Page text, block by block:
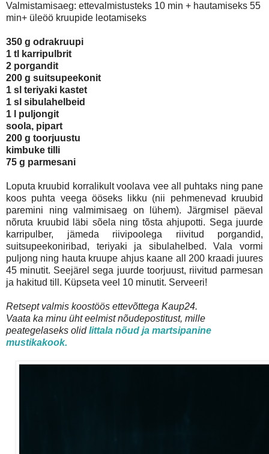
Valmistamisaeg: ettevalmistusteks 10 min + hautamiseks 55
min+ üleöö kruupide leotamiseks
350 g odrakruupi
1 tl karripulbrit
2 porgandit
200 g suitsupeekonit
1 sl teriyaki kastet
1 sl sibulahelbeid
1 l puljongit
soola, pipart
200 g toorjuustu
kimbuke tilli
75 g parmesani
Loputa kruubid korralikult voolava vee all puhtaks ning pane
koos puhta veega ööseks likku (nii pehmenevad kruubid
paremini ning valmimisaeg on lühem). Järgmisel päeval
nõruta kruubid läbi sõela ning tõsta ahjupotti. Sega juurde
karripulber, jämeda riivipoolega riivitud porgandid,
suitsupeekoniribad, teriyaki ja sibulahelbed. Vala vormi
puljong ning hauta kruupe ahjus kaane all 200 kraadi juures
45 minutit. Seejärel sega juurde toorjuust, riivitud parmesan
ja hakitud till. Küpseta veel 10 minutit. Serveeri!
Retsept valmis koostöös ettevõttega Kaup24.
Vaata ka minu üht eelmist nõudepostitust, mille
peategelaseks olidIittala nõud ja martsipanine
mustikakook.